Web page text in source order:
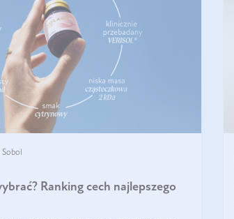
Ranking cech najlepszego